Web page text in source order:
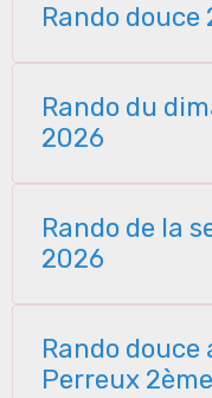
Rando
Rando du
2026
Rando de la
2026
Rando
Perreux